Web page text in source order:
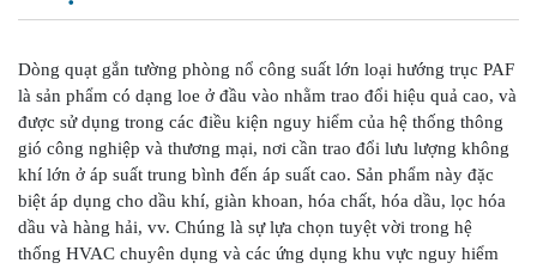
Dòng quạt gắn tường phòng nổ công suất lớn loại hướng trục PAF
là sản phẩm có dạng loe ở đầu vào nhằm trao đổi hiệu quả cao, và
được sử dụng trong các điều kiện nguy hiểm của hệ thống thông
gió công nghiệp và thương mại, nơi cần trao đổi lưu lượng không
khí lớn ở áp suất trung bình đến áp suất cao. Sản phẩm này đặc
biệt áp dụng cho dầu khí, giàn khoan, hóa chất, hóa dầu, lọc hóa
dầu và hàng hải, vv. Chúng là sự lựa chọn tuyệt vời trong hệ
thống HVAC chuyên dụng và các ứng dụng khu vực nguy hiểm